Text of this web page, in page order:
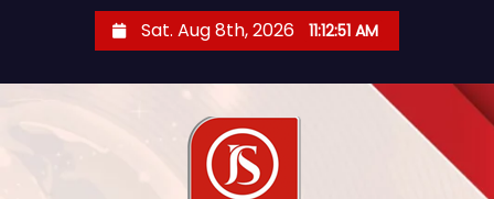
Sat. Aug 8th, 2026 11:12:52 AM